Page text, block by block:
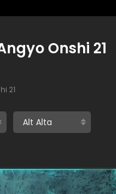
Onshi 21
21